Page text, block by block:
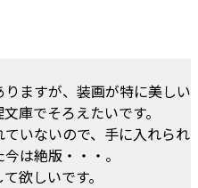
ますが、装画が特に美しい
庫でそろえたいです。
いないので、手に入れられ
は絶版・・・。
欲しいです。